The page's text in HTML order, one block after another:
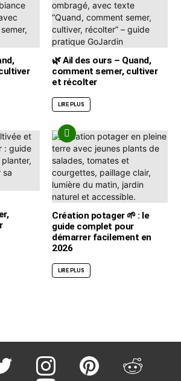
🌿 Ail des ours – Quand,
comment semer, cultiver
et récolter
LIRE PLUS
Création potager 🌱 : le
guide complet pour
démarrer facilement en
2026
LIRE PLUS
twitter instagram pinterest reddit
youtube